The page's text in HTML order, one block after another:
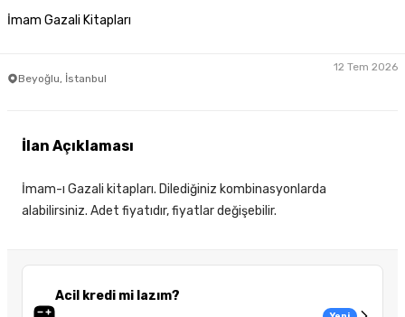
İmam Gazali Kitapları
Beyoğlu, İstanbul
12 Tem 2026
Acil kredi mi lazım?
İlan Açıklaması
İmam-ı Gazali kitapları. Dilediğiniz kombinasyonlarda
alabilirsiniz. Adet fiyatıdır, fiyatlar değişebilir.